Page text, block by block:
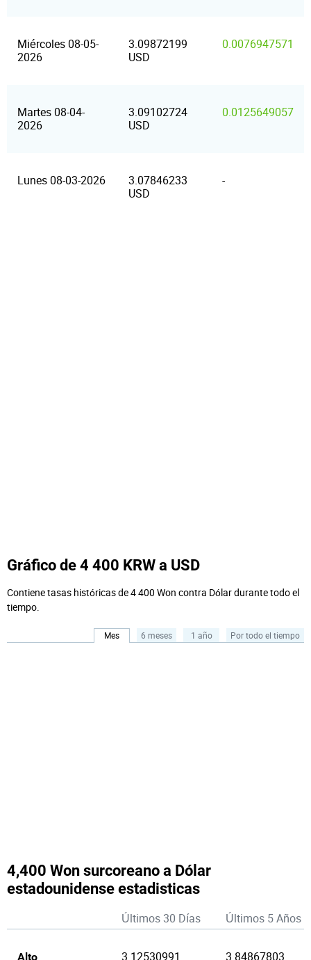
Miércoles 08-05-
2026
3.09872199
USD
0.0076947571
Martes 08-04-
2026
3.09102724
USD
0.0125649057
Lunes 08-03-2026
3.07846233
USD
-
Gráfico de 4 400 KRW a USD
Contiene tasas históricas de 4 400 Won contra Dólar durante todo el
tiempo.
Mes 6 meses 1 año Por todo el tiempo
4,400 Won surcoreano a Dólar
estadounidense estadisticas
Últimos 30 Días Últimos 5 Años
Alto 3.12530991 3.84867803